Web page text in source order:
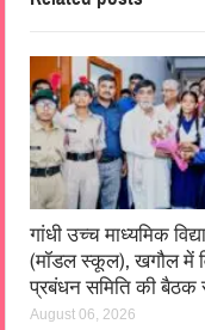
गांधी उच्च माध्यमिक
(मॉडल स्कूल), खगौल में
प्रबंधन समिति की बैठक
August 06, 2026